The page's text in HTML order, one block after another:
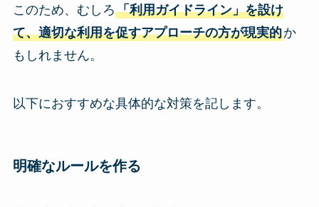
このため、むしろ「利用ガイドライン」を設け
て、適切な利用を促すアプローチの方が現実的か
もしれません。
以下におすすめな具体的な対策を記します。
明確なルールを作る